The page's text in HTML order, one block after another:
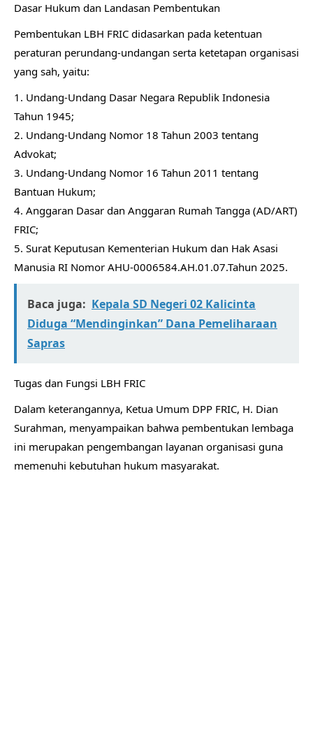
Dasar Hukum dan Landasan Pembentukan
Pembentukan LBH FRIC didasarkan pada ketentuan
peraturan perundang-undangan serta ketetapan organisasi
yang sah, yaitu:
1. Undang-Undang Dasar Negara Republik Indonesia
Tahun 1945;
2. Undang-Undang Nomor 18 Tahun 2003 tentang
Advokat;
3. Undang-Undang Nomor 16 Tahun 2011 tentang
Bantuan Hukum;
4. Anggaran Dasar dan Anggaran Rumah Tangga (AD/ART)
FRIC;
5. Surat Keputusan Kementerian Hukum dan Hak Asasi
Manusia RI Nomor AHU-0006584.AH.01.07.Tahun 2025.
Baca juga: Kepala SD Negeri 02 Kalicinta
Diduga “Mendinginkan” Dana Pemeliharaan
Sapras
Tugas dan Fungsi LBH FRIC
Dalam keterangannya, Ketua Umum DPP FRIC, H. Dian
Surahman, menyampaikan bahwa pembentukan lembaga
ini merupakan pengembangan layanan organisasi guna
memenuhi kebutuhan hukum masyarakat.